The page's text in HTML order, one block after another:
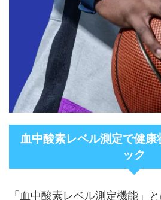
血中酸素レベル測定で健康
ック
「血中酸素レベル測定機能」